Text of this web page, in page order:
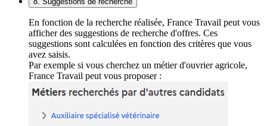
En fonction de la recherche réalisée, France Travail peut vous
afficher des suggestions de recherche d'offres. Ces
suggestions sont calculées en fonction des critères que vous
avez saisis.
Par exemple si vous cherchez un métier d'ouvrier agricole,
France Travail peut vous proposer :